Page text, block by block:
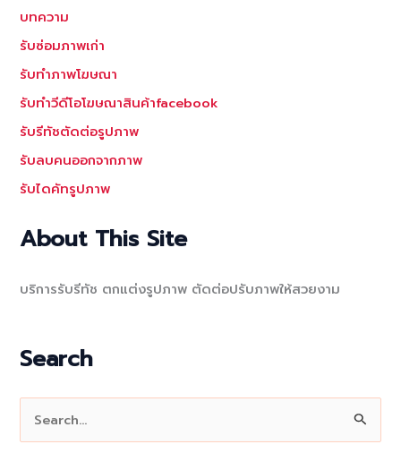
บทความ
รับซ่อมภาพเก่า
รับทำภาพโฆษณา
รับทำวีดีโอโฆษณาสินค้าfacebook
รับรีทัชตัดต่อรูปภาพ
รับลบคนออกจากภาพ
รับไดคัทรูปภาพ
About This Site
บริการรับรีทัช ตกแต่งรูปภาพ ตัดต่อปรับภาพให้สวยงาม
Search